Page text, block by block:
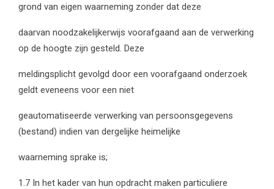
grond van eigen waarneming zonder dat deze
daarvan noodzakelijkerwijs voorafgaand aan de verwerking
op de hoogte zijn gesteld. Deze
meldingsplicht gevolgd door een voorafgaand onderzoek
geldt eveneens voor een niet
geautomatiseerde verwerking van persoonsgegevens
(bestand) indien van dergelijke heimelijke
waarneming sprake is;
1.7 In het kader van hun opdracht maken particuliere